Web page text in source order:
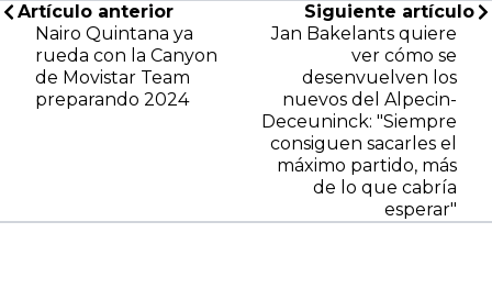
Artículo anterior
Nairo Quintana ya
rueda con la Canyon
de Movistar Team
preparando 2024
Siguiente artículo
Jan Bakelants quiere
ver cómo se
desenvuelven los
nuevos del Alpecin-
Deceuninck: "Siempre
consiguen sacarles el
máximo partido, más
de lo que cabría
esperar"